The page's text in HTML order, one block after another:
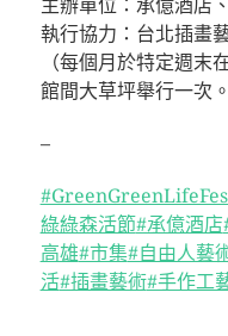
主辦單位：承億酒店
執行協力：台北插畫
（每個月於特定週末
館間大草坪舉行一次。
–
綠綠森活節#承億酒店
高雄#市集#自由人藝
活#插畫藝術#手作工